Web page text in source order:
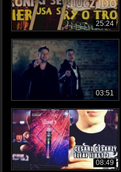
25:24
03:51
08:49